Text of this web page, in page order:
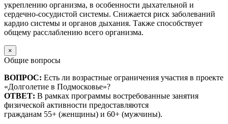
укреплению организма, в особенности дыхательной и
сердечно-сосудистой системы. Снижается риск заболеваний
кардио системы и органов дыхания. Также способствует
общему расслаблению всего организма.
×
Общие вопросы
ВОПРОС: Есть ли возрастные ограничения участия в проекте
«Долголетие в Подмосковье»?
ОТВЕТ: В рамках программы востребованные занятия
физической активности предоставляются
гражданам 55+ (женщины) и 60+ (мужчины).